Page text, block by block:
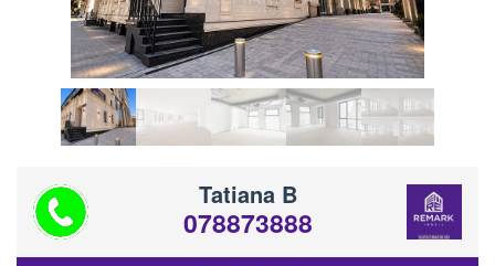
Tatiana B
078873888